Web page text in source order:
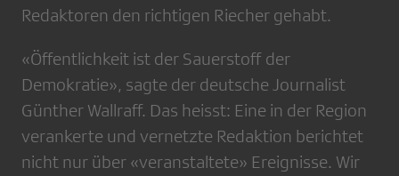
Redaktoren den richtigen Riecher gehabt.
«Öffentlichkeit ist der Sauerstoff der
Demokratie», sagte der deutsche Journalist
Günther Wallraff. Das heisst: Eine in der Region
verankerte und vernetzte Redaktion berichtet
nicht nur über «veranstaltete» Ereignisse. Wir